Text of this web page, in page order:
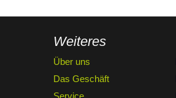
Weiteres
Über uns
Das Geschäft
Service